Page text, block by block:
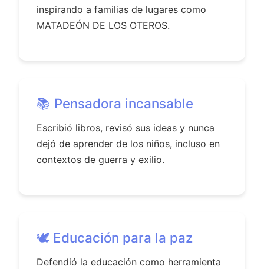
inspirando a familias de lugares como
MATADEÓN DE LOS OTEROS.
📚 Pensadora incansable
Escribió libros, revisó sus ideas y nunca
dejó de aprender de los niños, incluso en
contextos de guerra y exilio.
🕊️ Educación para la paz
Defendió la educación como herramienta